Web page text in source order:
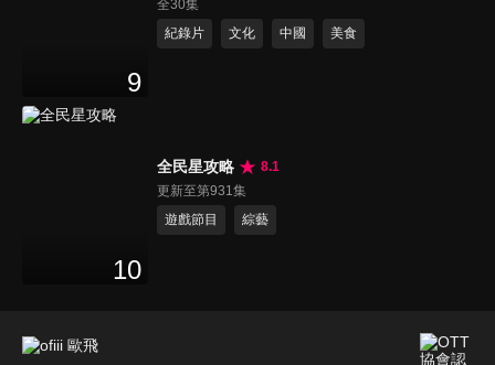
9
全30集
紀錄片
文化 中國 美食
10
全民星攻略
8.1
更新至第931集
遊戲節目
綜藝